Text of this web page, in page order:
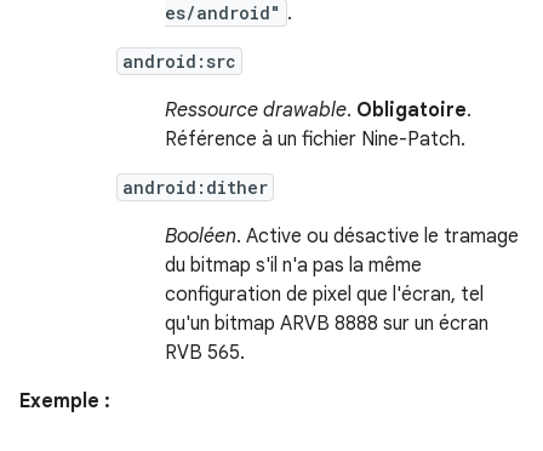
es/android" .
android:src
Ressource drawable. Obligatoire.
Référence à un fichier Nine-Patch.
android:dither
Booléen. Active ou désactive le tramage
du bitmap s'il n'a pas la même
configuration de pixel que l'écran, tel
qu'un bitmap ARVB 8888 sur un écran
RVB 565.
Exemple :